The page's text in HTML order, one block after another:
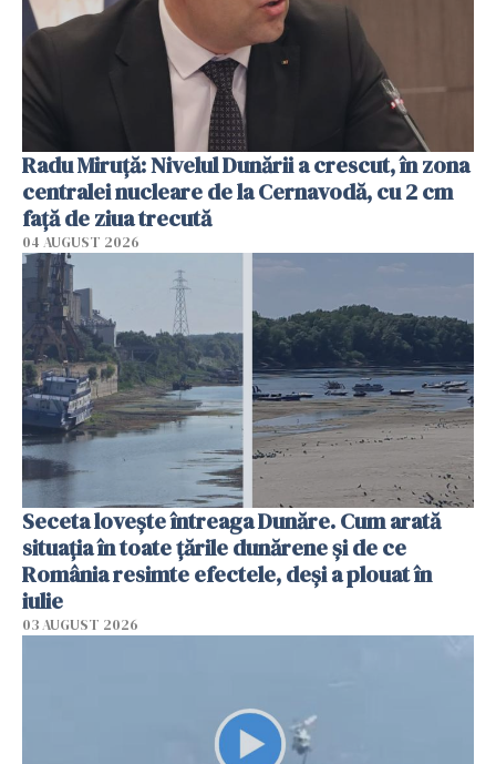
Radu Miruţă: Nivelul Dunării a crescut, în zona
centralei nucleare de la Cernavodă, cu 2 cm
faţă de ziua trecută
04 AUGUST 2026
Seceta lovește întreaga Dunăre. Cum arată
situația în toate țările dunărene și de ce
România resimte efectele, deși a plouat în
iulie
03 AUGUST 2026